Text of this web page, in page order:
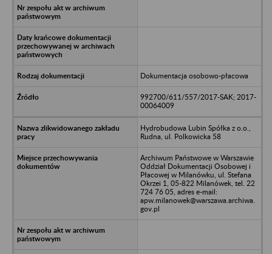
Dokumentacja osobowo-płacowa
992700/611/557/2017-SAK; 2017-
00064009
Hydrobudowa Lubin Spółka z o.o.,
Rudna, ul. Polkowicka 58
Archiwum Państwowe w Warszawie
Oddział Dokumentacji Osobowej i
Płacowej w Milanówku, ul. Stefana
Okrzei 1, 05-822 Milanówek, tel. 22
724 76 05, adres e-mail:
apw.milanowek@warszawa.archiwa.
gov.pl